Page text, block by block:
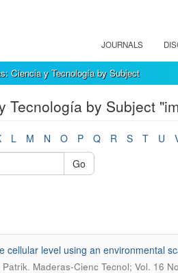
JOURNALS
Ciencia y Tecnología by Subject
Tecnología by Subject
L M N O P Q R S T U
Go
cellular level using an environmental
. Maderas-Cienc Tecnol; Vol. 16